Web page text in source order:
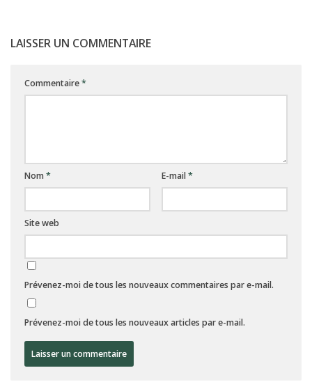
LAISSER UN COMMENTAIRE
Commentaire*
Nom * E-mail*
Site web
Prévenez-moi de tous les nouveaux commentaires par e-mail.
Prévenez-moi de tous les nouveaux articles par e-mail.